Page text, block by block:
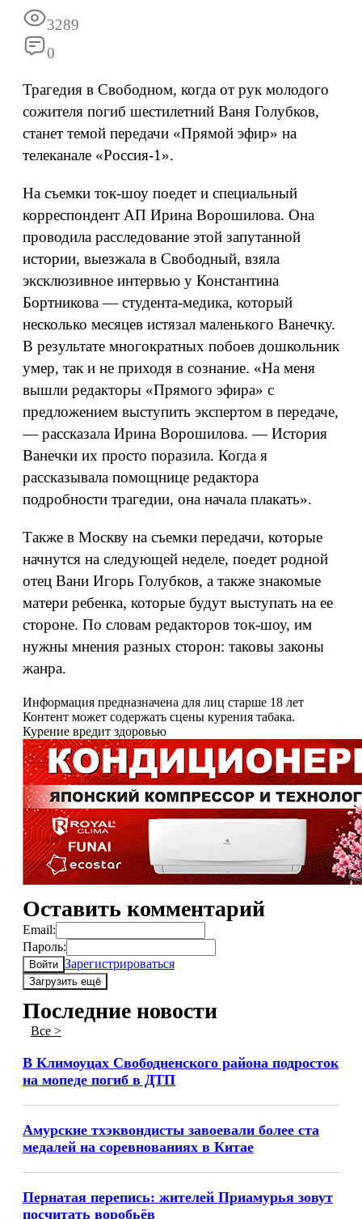
3289
0
Трагедия в Свободном, когда от рук молодого
сожителя погиб шестилетний Ваня Голубков,
станет темой передачи «Прямой эфир» на
телеканале «Россия-1».
На съемки ток-шоу поедет и специальный
корреспондент АП Ирина Ворошилова. Она
проводила расследование этой запутанной
истории, выезжала в Свободный, взяла
эксклюзивное интервью у Константина
Бортникова — студента-медика, который
несколько месяцев истязал маленького Ванечку.
В результате многократных побоев дошкольник
умер, так и не приходя в сознание. «На меня
вышли редакторы «Прямого эфира» с
предложением выступить экспертом в передаче,
— рассказала Ирина Ворошилова. — История
Ванечки их просто поразила. Когда я
рассказывала помощнице редактора
подробности трагедии, она начала плакать».
Также в Москву на съемки передачи, которые
начнутся на следующей неделе, поедет родной
отец Вани Игорь Голубков, а также знакомые
матери ребенка, которые будут выступать на ее
стороне. По словам редакторов ток-шоу, им
нужны мнения разных сторон: таковы законы
жанра.
Информация предназначена для лиц старше 18 лет
Контент может содержать сцены курения табака.
Курение вредит здоровью
Оставить комментарий
Email:
Пароль:
Войти Зарегистрироваться
Загрузить ещё
Последние новости
Все >
В Климоуцах Свободненского района подросток
на мопеде погиб в ДТП
Амурские тхэквондисты завоевали более ста
медалей на соревнованиях в Китае
Пернатая перепись: жителей Приамурья зовут
посчитать воробьёв